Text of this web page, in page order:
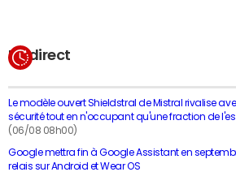
En direct
Le modèle ouvert Shieldstral de Mistral rivalise
sécurité tout en n'occupant qu'une fraction de
(06/08 08h00)
Google mettra fin à Google Assistant en
relais sur Android et Wear OS